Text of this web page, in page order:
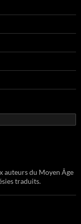
auteurs du Moyen Âge
traduits.